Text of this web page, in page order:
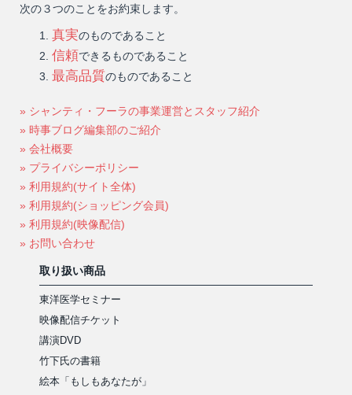
次の３つのことをお約束します。
真実のものであること
信頼できるものであること
最高品質のものであること
» シャンティ・フーラの事業運営とスタッフ紹介
» 時事ブログ編集部のご紹介
» 会社概要
» プライバシーポリシー
» 利用規約(サイト全体)
» 利用規約(ショッピング会員)
» 利用規約(映像配信)
» お問い合わせ
取り扱い商品
東洋医学セミナー
映像配信チケット
講演DVD
竹下氏の書籍
絵本「もしもあなたが」